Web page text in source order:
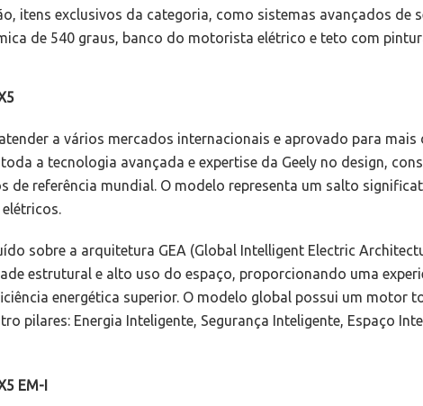
itens exclusivos da categoria, como sistemas avançados de
de 540 graus, banco do motorista elétrico e teto com
a vários mercados internacionais e aprovado para mais
a tecnologia avançada e expertise da Geely no design,
de referência mundial. O modelo representa um salto
elétricos.
sobre a arquitetura GEA (Global Intelligent Electric
estrutural e alto uso do espaço, proporcionando uma
energética superior. O modelo global possui um motor
pilares: Energia Inteligente, Segurança Inteligente, Espaço
EM-I